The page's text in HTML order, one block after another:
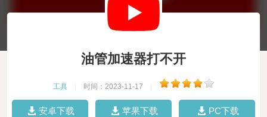
油管加速器打不开
工具 时间：2023-11-17
安卓下载 苹果下载 PC下载